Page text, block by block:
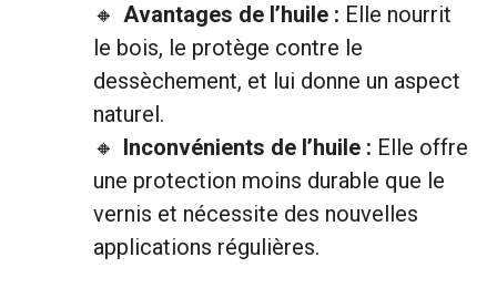
Avantages de l’huile : Elle nourrit
le bois, le protège contre le
dessèchement, et lui donne un aspect
naturel.
Inconvénients de l’huile : Elle offre
une protection moins durable que le
vernis et nécessite des nouvelles
applications régulières.